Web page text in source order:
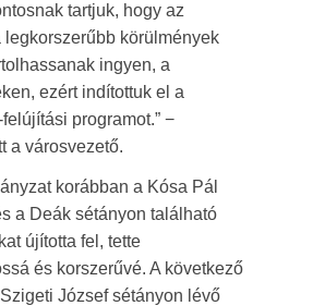
tartjuk, hogy az
legkorszerűbb körülmények
ingyen, a
ezért indítottuk el a
programot.” −
a városvezető.
korábban a Kósa Pál
a Deák sétányon található
újította fel, tette
és korszerűvé. A következő
József sétányon lévő